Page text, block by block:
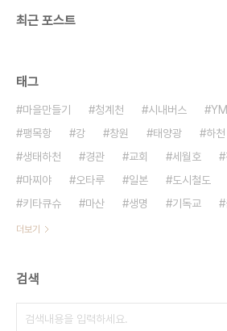
최근 포스트
태그
마을만들기 청계천 시내버스
팽목항
강 창원 태양광 하천
생태하천
경관 교회 세월호
마찌야
오타루 일본 도시철도
키타큐슈
마산 생명 기독교
더보기
검색